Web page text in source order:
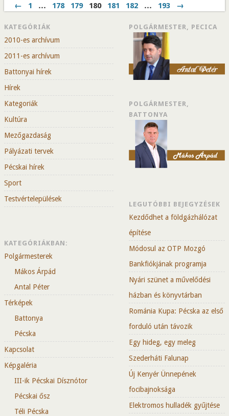
← 1 … 178 179 180 181 182 … 193 →
KATEGÓRIÁK
2010-es archívum
2011-es archívum
Battonyai hírek
Hírek
Kategoriák
Kultúra
Mezőgazdaság
Pályázati tervek
Pécskai hírek
Sport
Testvértelepülések
KATEGÓRIÁKBAN:
Polgármesterek
Mákos Árpád
Antal Péter
Térképek
Battonya
Pécska
Kapcsolat
Képgaléria
III-ik Pécskai Dísznótor
Pécskai ősz
Téli Pécska
POLGÁRMESTER, PECICA
POLGÁRMESTER,
BATTONYA
LEGUTÓBBI BEJEGYZÉSEK
Kezdődhet a földgázhálózat
építése
Módosul az OTP Mozgó
Bankfiókjának programja
Nyári szünet a művelődési
házban és könyvtárban
Románia Kupa: Pécska az első
forduló után távozik
Egy hideg, egy meleg
Szederháti Falunap
Új Kenyér Ünnepének
focibajnoksága
Elektromos hulladék gyűjtése